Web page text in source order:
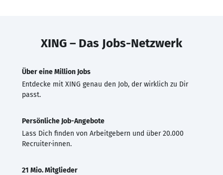
XING – Das Jobs-Netzwerk
Über eine Million Jobs
Entdecke mit XING genau den Job, der wirklich zu Dir
passt.
Persönliche Job-Angebote
Lass Dich finden von Arbeitgebern und über 20.000
Recruiter·innen.
21 Mio. Mitglieder